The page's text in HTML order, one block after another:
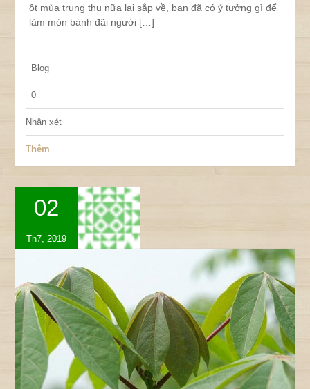
ột mùa trung thu nữa lại sắp về, bạn đã có ý tưởng gì để
làm món bánh đãi người […]
Blog
0
Nhận xét
Thêm
02
Th7, 2019